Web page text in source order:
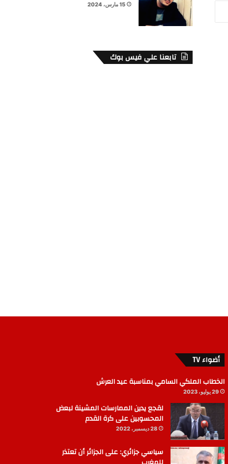
15 مارس، 2024
تابعنا علي فيس بوك
أضواء TV
الخطاب الملكي السامي بمناسبة عيد العرش
29 يوليو، 2023
لقجع يدين الممارسات المشينة لبعض
المحسوبين على كرة القدم
28 ديسمبر، 2022
سياسي جزائري: على الجزائر أن تعتذر